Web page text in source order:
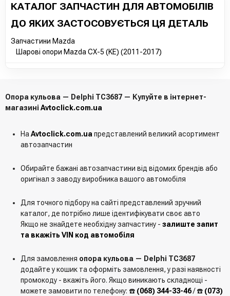
КАТАЛОГ ЗАПЧАСТИН ДЛЯ АВТОМОБІЛІВ
ДО ЯКИХ ЗАСТОСОВУЄТЬСЯ ЦЯ ДЕТАЛЬ
Запчастини Mazda
Шарові опори Mazda CX-5 (KE) (2011-2017)
Опора кульова — Delphi TC3687 — Купуйте в інтернет-
магазині Avtoclick.com.ua
На Avtoclick.com.ua представлений великий асортимент
автозапчастин
Обирайте бажані автозапчастини від відомих брендів або
оригінал з заводу виробника вашого автомобіля
Для точного підбору на сайті представлений зручний
каталог, де потрібно лише ідентифікувати своє авто
Якщо не знайдете необхідну запчастину - залиште запит
та вкажіть VIN код автомобіля
Для замовлення опора кульова — Delphi TC3687
додайте у кошик та оформіть замовлення, у разі наявності
промокоду - вкажіть його. Якщо виникають складнощі -
можете замовити по телефону: ☎️ (068) 344-33-46/ ☎️ (073)